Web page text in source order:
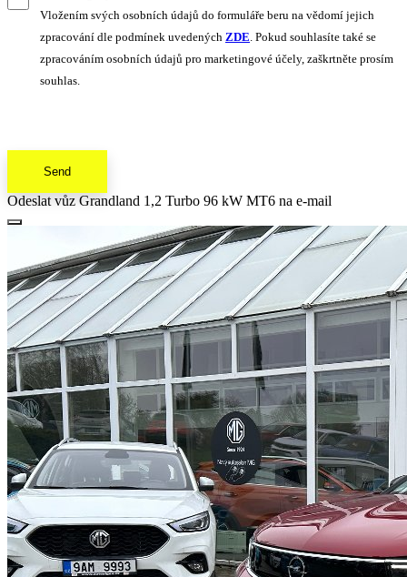
Vložením svých osobních údajů do formuláře beru na vědomí jejich
zpracování dle podmínek uvedených ZDE. Pokud souhlasíte také se
zpracováním osobních údajů pro marketingové účely, zaškrtněte prosím
souhlas.
Send
Odeslat vůz Grandland 1,2 Turbo 96 kW MT6 na e-mail